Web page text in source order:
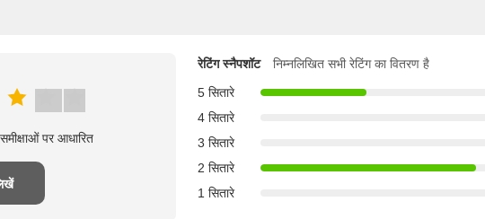
पर आधारित
रेटिंग स्नैपशॉट
निम्नलिखित सभी रेटिंग का वितरण है
5 सितारे
4 सितारे
3 सितारे
2 सितारे
1 सितारे